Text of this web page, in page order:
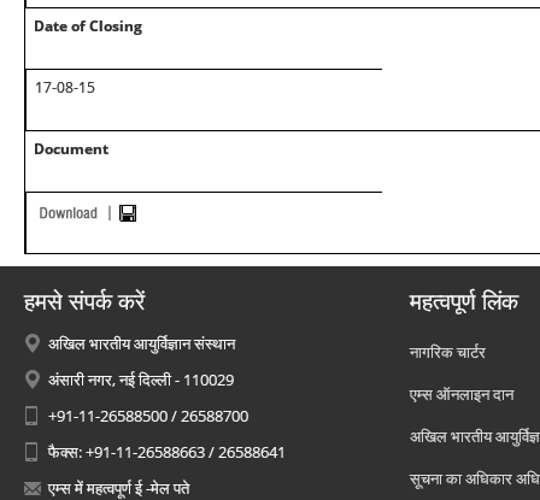
Date of Closing
17-08-15
Document
हमसे संपर्क करें
अखिल भारतीय आयुर्विज्ञान संस्थान
अंसारी नगर, नई दिल्ली - 110029
+91-11-26588500 / 26588700
फैक्स: +91-11-26588663 / 26588641
एम्स में महत्वपूर्ण ई -मेल पते
महत्वपूर्ण लिंक
नागरिक चार्टर
एम्स ऑनलाइन दान
अखिल भारतीय
सूचना का अधिकार